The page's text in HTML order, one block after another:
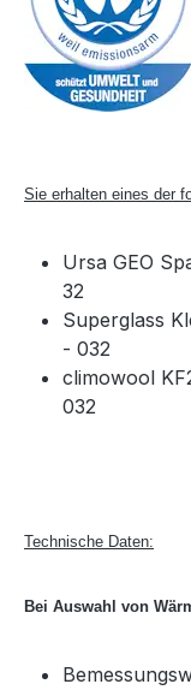
Sie erhalten eines der
Ursa GEO
32
Superglass
- 032
climowool
032
Technische Daten:
Bei Auswahl von